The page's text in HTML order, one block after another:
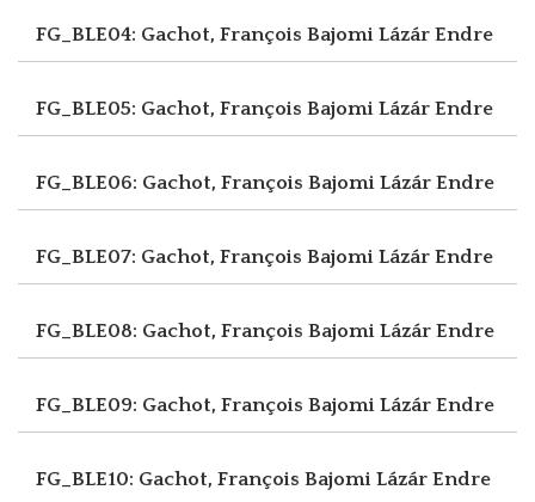
FG_BLE04: Gachot, François Bajomi Lázár Endre
FG_BLE05: Gachot, François Bajomi Lázár Endre
FG_BLE06: Gachot, François Bajomi Lázár Endre
FG_BLE07: Gachot, François Bajomi Lázár Endre
FG_BLE08: Gachot, François Bajomi Lázár Endre
FG_BLE09: Gachot, François Bajomi Lázár Endre
FG_BLE10: Gachot, François Bajomi Lázár Endre